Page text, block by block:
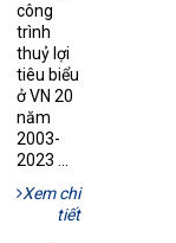
công
trình
thuỷ lợi
tiêu biểu
ở VN 20
năm
2003-
2023 ...
Xem chi
tiết